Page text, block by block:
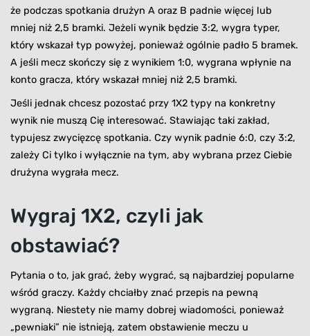
że podczas spotkania drużyn A oraz B padnie więcej lub
mniej niż 2,5 bramki. Jeżeli wynik będzie 3:2, wygra typer,
który wskazał typ powyżej, ponieważ ogólnie padło 5 bramek.
A jeśli mecz skończy się z wynikiem 1:0, wygrana wpłynie na
konto gracza, który wskazał mniej niż 2,5 bramki.
Jeśli jednak chcesz pozostać przy 1X2 typy na konkretny
wynik nie muszą Cię interesować. Stawiając taki zakład,
typujesz zwycięzcę spotkania. Czy wynik padnie 6:0, czy 3:2,
zależy Ci tylko i wyłącznie na tym, aby wybrana przez Ciebie
drużyna wygrała mecz.
Wygraj 1X2, czyli jak
obstawiać?
Pytania o to, jak grać, żeby wygrać, są najbardziej popularne
wśród graczy. Każdy chciałby znać przepis na pewną
wygraną. Niestety nie mamy dobrej wiadomości, ponieważ
„pewniaki” nie istnieją, zatem obstawienie meczu u